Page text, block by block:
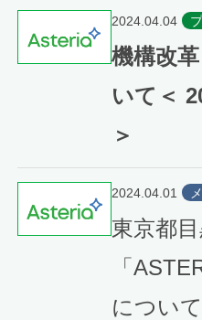
2024.04.04
機構改
いて＜
＞
2024.04.01
東京都
「
につい